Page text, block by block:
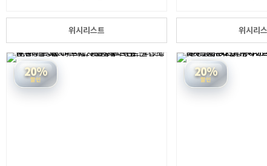
위시리스트 위시리
20%
할인
20%
할인